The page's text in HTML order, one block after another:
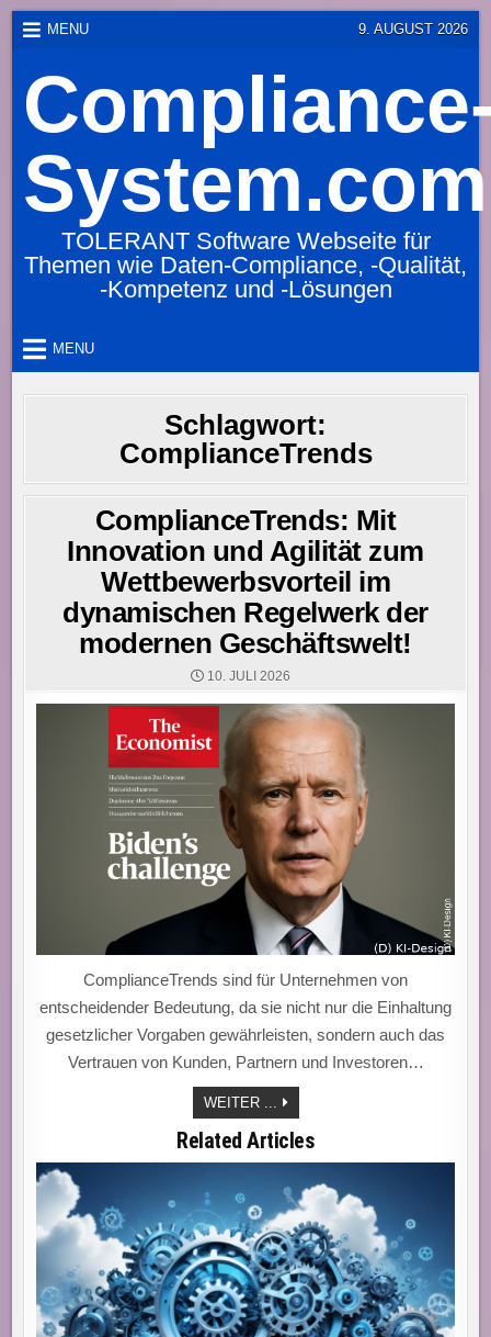
Skip
content
MENU 9. AUGUST 2026
System.com
TOLERANT Software Webseite für
Themen wie Daten-Compliance, -Qualität,
-Kompetenz und -Lösungen
MENU
Schlagwort:
ComplianceTrends
ComplianceTrends: Mit
Innovation und Agilität zum
Wettbewerbsvorteil im
dynamischen Regelwerk der
modernen Geschäftswelt!
10. JULI 2026
ComplianceTrends sind für Unternehmen von
entscheidender Bedeutung, da sie nicht nur die Einhaltung
gesetzlicher Vorgaben gewährleisten, sondern auch das
Vertrauen von Kunden, Partnern und Investoren…
WEITER ... COMPLIANCETRENDS:
MIT
INNOVATION
UND
AGILITÄT
WETTBEWERBSVORTEIL
IM
DYNAMISCHEN
REGELWERK
DER
MODERNEN
GESCHÄFTSWELT!
Related Articles